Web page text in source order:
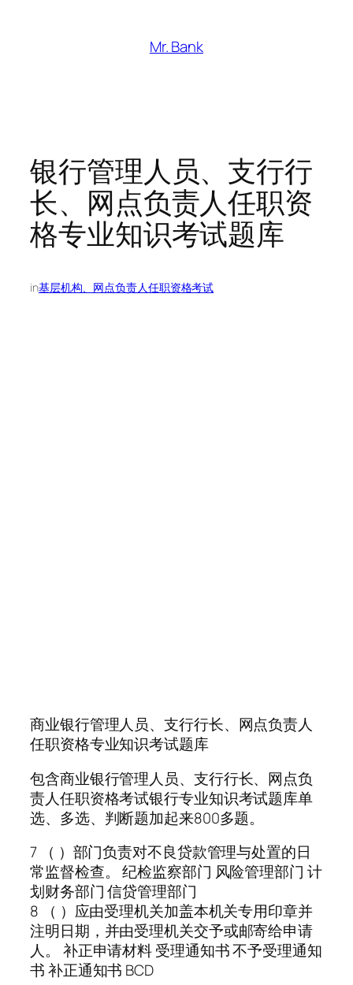
Mr. Bank
银行管理人员、支行行
长、网点负责人任职资
格专业知识考试题库
in基层机构、网点负责人任职资格考试
商业银行管理人员、支行行长、网点负责人
任职资格专业知识考试题库
包含商业银行管理人员、支行行长、网点负
责人任职资格考试银行专业知识考试题库单
选、多选、判断题加起来800多题。
7 （ ）部门负责对不良贷款管理与处置的日
常监督检查。 纪检监察部门 风险管理部门 计
划财务部门 信贷管理部门
8 （ ）应由受理机关加盖本机关专用印章并
注明日期，并由受理机关交予或邮寄给申请
人。 补正申请材料 受理通知书 不予受理通知
书 补正通知书 BCD